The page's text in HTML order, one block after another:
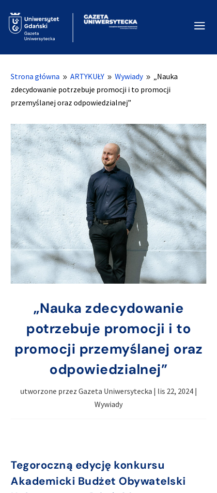
a
Strona główna 9 ARTYKUŁY 9 Wywiady 9 „Nauka
zdecydowanie potrzebuje promocji i to promocji
przemyślanej oraz odpowiedzialnej”
„Nauka zdecydowanie
potrzebuje promocji i to
promocji przemyślanej oraz
odpowiedzialnej”
utworzone przez Gazeta Uniwersytecka | lis 22, 2024|
Wywiady
Tegoroczną edycję konkursu
Akademicki Budżet Obywatelski